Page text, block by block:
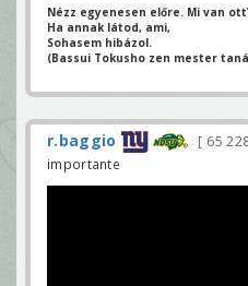
Nézz egyenesen előre. Mi van
Ha annak látod, ami,
Sohasem hibázol.
(Bassui Tokusho zen mester
r.baggio 65
importante